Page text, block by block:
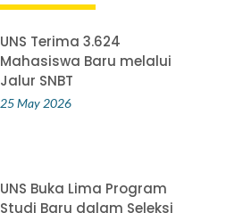
UNS Terima 3.624
Mahasiswa Baru melalui
Jalur SNBT
25 May 2026
UNS Buka Lima Program
Studi Baru dalam Seleksi